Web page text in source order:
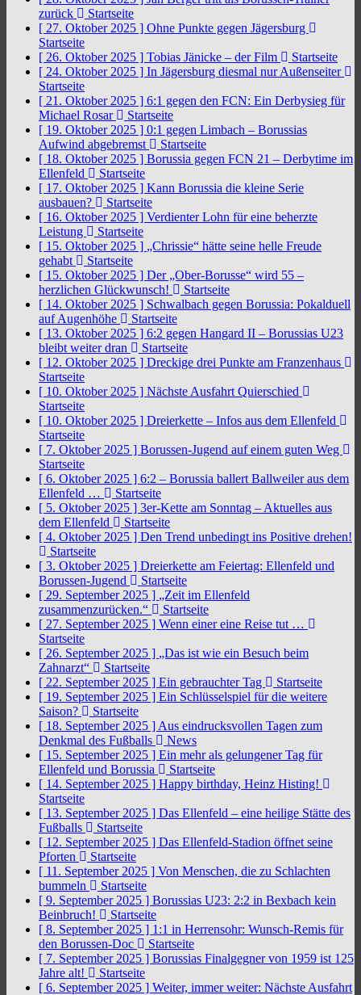
zurück
Startseite
[ 27. Oktober 2025 ] Ohne Punkte gegen Jägersburg
Startseite
[ 26. Oktober 2025 ] Tobias Jänicke – der Film
Startseite
[ 24. Oktober 2025 ] In Jägersburg diesmal nur Außenseiter
Startseite
[ 21. Oktober 2025 ] 6:1 gegen den FCN: Ein Derbysieg für
Michael Rosar
Startseite
[ 19. Oktober 2025 ] 0:1 gegen Limbach – Borussias
Aufwind abgebremst
Startseite
[ 18. Oktober 2025 ] Borussia gegen FCN 21 – Derbytime im
Ellenfeld
Startseite
[ 17. Oktober 2025 ] Kann Borussia die kleine Serie
ausbauen?
Startseite
[ 16. Oktober 2025 ] Verdienter Lohn für eine beherzte
Leistung
Startseite
[ 15. Oktober 2025 ] „Chrissie“ hätte seine helle Freude
gehabt
Startseite
[ 15. Oktober 2025 ] Der „Ober-Borusse“ wird 55 –
herzlichen Glückwunsch!
Startseite
[ 14. Oktober 2025 ] Schwalbach gegen Borussia: Pokalduell
auf Augenhöhe
Startseite
[ 13. Oktober 2025 ] 6:2 gegen Hangard II – Borussias U23
bleibt weiter dran
Startseite
[ 12. Oktober 2025 ] Dreckige drei Punkte am Franzenhaus
Startseite
[ 10. Oktober 2025 ] Nächste Ausfahrt Quierschied
Startseite
[ 10. Oktober 2025 ] Dreierkette – Infos aus dem Ellenfeld
Startseite
[ 7. Oktober 2025 ] Borussen-Jugend auf einem guten Weg
Startseite
[ 6. Oktober 2025 ] 6:2 – Borussia ballert Ballweiler aus dem
Ellenfeld …
Startseite
[ 5. Oktober 2025 ] 3er-Kette am Sonntag – Aktuelles aus
dem Ellenfeld
Startseite
[ 4. Oktober 2025 ] Den Trend unbedingt ins Positive drehen!
Startseite
[ 3. Oktober 2025 ] Dreierkette am Feiertag: Ellenfeld und
Borussen-Jugend
Startseite
[ 29. September 2025 ] „Zeit im Ellenfeld
zusammenzurücken.“
Startseite
[ 27. September 2025 ] Wenn einer eine Reise tut …
Startseite
[ 26. September 2025 ] „Das ist wie ein Besuch beim
Zahnarzt“
Startseite
[ 22. September 2025 ] Ein gebrauchter Tag
Startseite
[ 19. September 2025 ] Ein Schlüsselspiel für die weitere
Saison?
Startseite
[ 18. September 2025 ] Aus eindrucksvollen Tagen zum
Denkmal des Fußballs
News
[ 15. September 2025 ] Ein mehr als gelungener Tag für
Ellenfeld und Borussia
Startseite
[ 14. September 2025 ] Happy birthday, Heinz Histing!
Startseite
[ 13. September 2025 ] Das Ellenfeld – eine heilige Stätte des
Fußballs
Startseite
[ 12. September 2025 ] Das Ellenfeld-Stadion öffnet seine
Pforten
Startseite
[ 11. September 2025 ] Von Menschen, die zu Schlachten
bummeln
Startseite
[ 9. September 2025 ] Borussias U23: 2:2 in Bexbach kein
Beinbruch!
Startseite
[ 8. September 2025 ] 1:1 in Herrensohr: Wunsch-Remis für
den Borussen-Doc
Startseite
[ 7. September 2025 ] Borussias Finalgegner von 1959 ist 125
Jahre alt!
Startseite
[ 6. September 2025 ] Weiter, immer weiter: Nächste Ausfahrt